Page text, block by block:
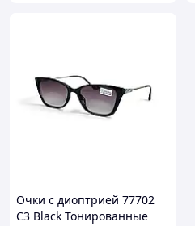
Очки с диоптрией 77702
C3 Black Тонированные